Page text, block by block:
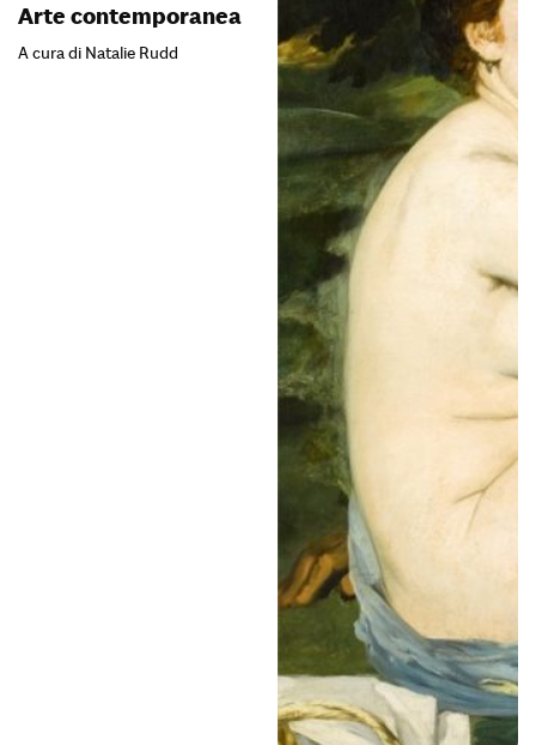
Arte contemporanea
A cura di Natalie Rudd